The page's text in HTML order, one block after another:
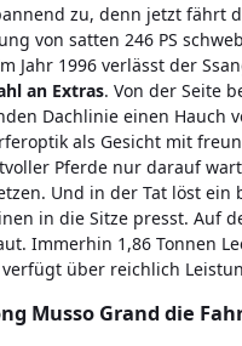
zu, denn jetzt fährt
von satten 246 PS
Jahr 1996 verlässt der
an Extras. Von der Seite
Dachlinie einen Hauch
als Gesicht mit
Pferde nur darauf
Und in der Tat löst
in die Sitze presst. Auf
Immerhin 1,86 Tonnen
verfügt über reichlich
Musso Grand die